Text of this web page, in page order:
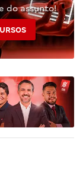
do assunto!